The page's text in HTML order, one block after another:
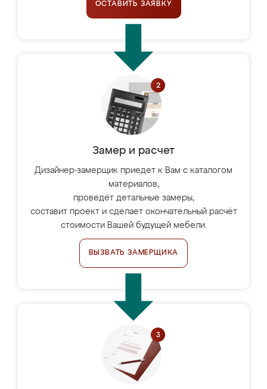
ОСТАВИТЬ ЗАЯВКУ
Замер и расчет
Дизайнер-замерщик приедет к Вам с каталогом
материалов,
проведёт детальные замеры,
составит проект и сделает окончательный расчёт
стоимости Вашей будущей мебели.
ВЫЗВАТЬ ЗАМЕРЩИКА